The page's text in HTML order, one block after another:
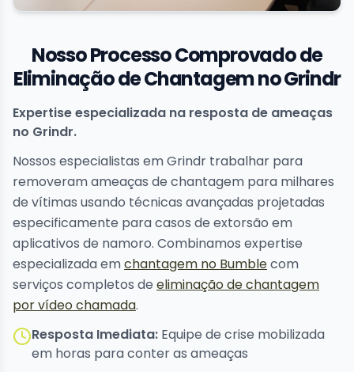
Nosso Processo Comprovado de
Eliminação de Chantagem no Grindr
Expertise especializada na resposta de ameaças
no Grindr.
Nossos especialistas em Grindr trabalhar para
removeram ameaças de chantagem para milhares
de vítimas usando técnicas avançadas projetadas
especificamente para casos de extorsão em
aplicativos de namoro. Combinamos expertise
especializada emchantagem no Bumblecom
serviços completos de eliminação de chantagem
por vídeo chamada.
Resposta Imediata: Equipe de crise mobilizada
em horas para conter as ameaças